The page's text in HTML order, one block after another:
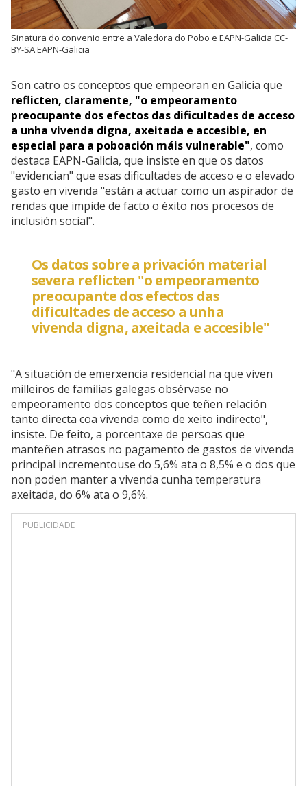
Sinatura do convenio entre a Valedora do Pobo e EAPN-Galicia CC-
BY-SA EAPN-Galicia
Son catro os conceptos que empeoran en Galicia que
reflicten, claramente, "o empeoramento
preocupante dos efectos das dificultades de acceso
a unha vivenda digna, axeitada e accesible, en
especial para a poboación máis vulnerable", como
destaca EAPN-Galicia, que insiste en que os datos
"evidencian" que esas dificultades de acceso e o elevado
gasto en vivenda "están a actuar como un aspirador de
rendas que impide de facto o éxito nos procesos de
inclusión social".
Os datos sobre a privación material
severa reflicten "o empeoramento
preocupante dos efectos das
dificultades de acceso a unha
vivenda digna, axeitada e accesible"
"A situación de emerxencia residencial na que viven
milleiros de familias galegas obsérvase no
empeoramento dos conceptos que teñen relación
tanto directa coa vivenda como de xeito indirecto",
insiste. De feito, a porcentaxe de persoas que
manteñen atrasos no pagamento de gastos de vivenda
principal incrementouse do 5,6% ata o 8,5% e o dos que
non poden manter a vivenda cunha temperatura
axeitada, do 6% ata o 9,6%.
PUBLICIDADE